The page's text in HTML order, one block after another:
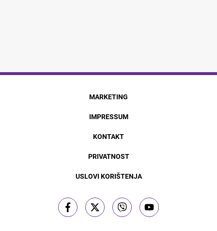
MARKETING
IMPRESSUM
KONTAKT
PRIVATNOST
USLOVI KORIŠTENJA